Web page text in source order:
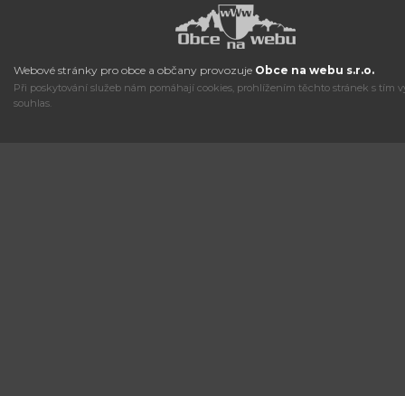
Webové stránky pro obce a občany provozuje Obce na webu s.r.o.
Při poskytování služeb nám pomáhají cookies, prohlížením těchto stránek s tím
souhlas.